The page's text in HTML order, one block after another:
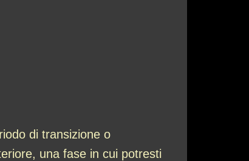
di transizione o
una fase in cui potresti